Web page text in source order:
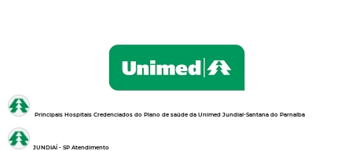
Principais Hospitais Credenciados do Plano de saúde daUnimed Jundiaí-Santana do Parnaíba
JUNDIAÍ - SP Atendimento